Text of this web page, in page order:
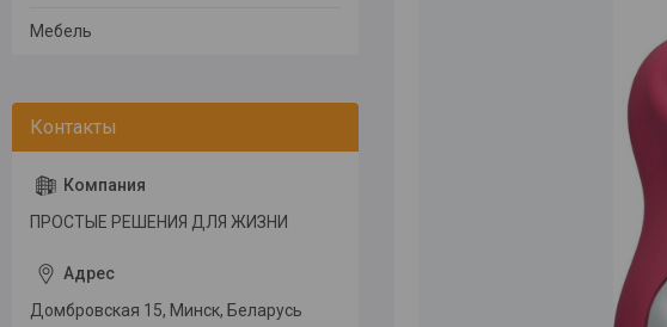
Мебель
ПРОСТЫЕ РЕШЕНИЯ ДЛЯ ЖИЗНИ
Домбровская 15, Минск, Беларусь